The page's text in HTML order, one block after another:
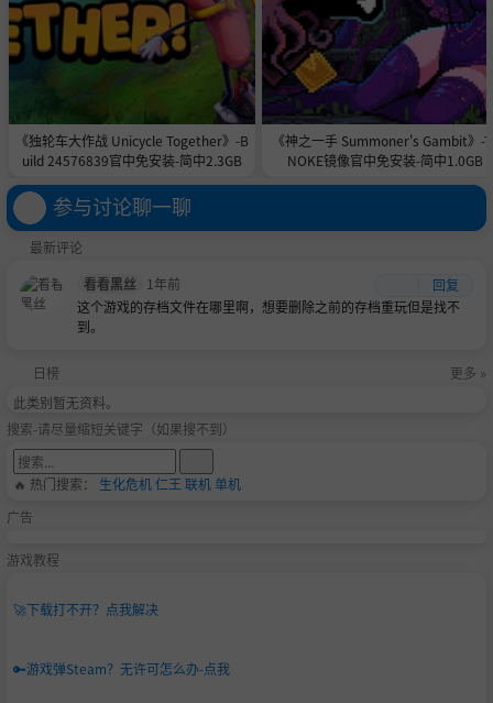
《独轮车大作战 Unicycle Together》-B
uild 24576839官中免安装-简中2.3GB
《神之一手 Summoner's Gambit》-
NOKE镜像官中免安装-简中1.0GB
参与讨论聊一聊
最新评论
看看黑丝
1年前
回复
这个游戏的存档文件在哪里啊，想要删除之前的存档重玩但是找不
到。
日榜
更多 »
此类别暂无资料。
搜索-请尽量缩短关键字（如果搜不到）
🔥 热门搜索： 生化危机仁王 联机单机
广告
游戏教程
🚀下载打不开？点我解决
🔑游戏弹Steam？无许可怎么办-点我